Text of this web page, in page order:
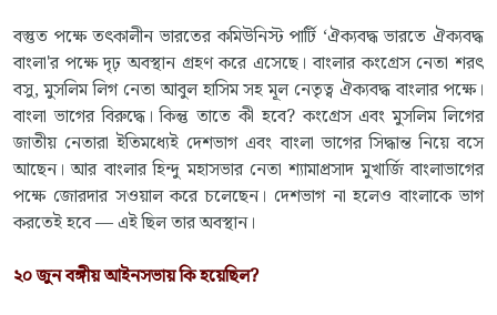
বস্তুত পক্ষে তৎকালীন ভারতের কমিউনিস্ট পার্টি ‘ঐক্যবদ্ধ ভারতে ঐক্যবদ্ধ
বাংলা'র পক্ষে দৃঢ় অবস্থান গ্রহণ করে এসেছে। বাংলার কংগ্রেস নেতা শরৎ
বসু, মুসলিম লিগ নেতা আবুল হাসিম সহ মূল নেতৃত্ব ঐক্যবদ্ধ বাংলার পক্ষে।
বাংলা ভাগের বিরুদ্ধে। কিন্তু তাতে কী হবে? কংগ্রেস এবং মুসলিম লিগের
জাতীয় নেতারা ইতিমধ্যেই দেশভাগ এবং বাংলা ভাগের সিদ্ধান্ত নিয়ে বসে
আছেন। আর বাংলার হিন্দু মহাসভার নেতা শ্যামাপ্রসাদ মুখার্জি বাংলাভাগের
পক্ষে জোরদার সওয়াল করে চলেছেন। দেশভাগ না হলেও বাংলাকে ভাগ
করতেই হবে — এই ছিল তার অবস্থান।
২০ জুন বঙ্গীয় আইনসভায় কি হয়েছিল?